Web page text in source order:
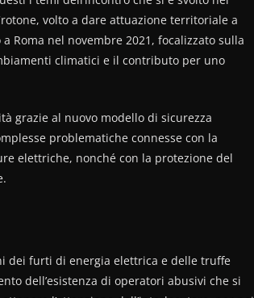
volto a dare attuazione territoriale a
Roma nel novembre 2021, focalizzato sulla
climatici e il contributo per uno
grazie al nuovo modello di sicurezza
problematiche connesse con la
elettriche, nonché con la protezione del
dei furti di energia elettrica e delle truffe
dell’esistenza di operatori abusivi che si